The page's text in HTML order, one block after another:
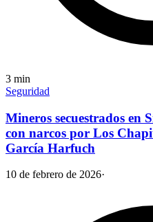
3 min
Seguridad
Mineros secuestrados en
con narcos por Los
García Harfuch
10 de febrero de 2026·